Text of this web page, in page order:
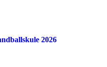
2026